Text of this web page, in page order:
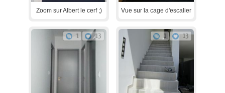
Zoom sur Albert le cerf ;) Vue sur la cage d'escalier
1 13 1 13